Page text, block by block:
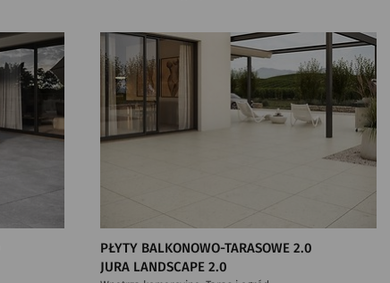
PŁYTY BALKONOWO-TARASOWE 2.0
JURA LANDSCAPE 2.0